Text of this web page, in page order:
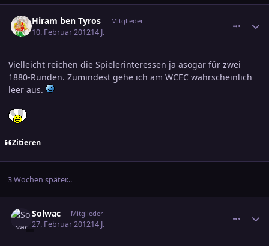
Hiram ben Tyros Mitglieder
10. Februar 201214 J.
Vielleicht reichen die Spielerinteressen ja asogar für zwei
1880-Runden. Zumindest gehe ich am WCEC wahrscheinlich
leer aus.
Zitieren
3 Wochen später...
Solwac Mitglieder
27. Februar 201214 J.